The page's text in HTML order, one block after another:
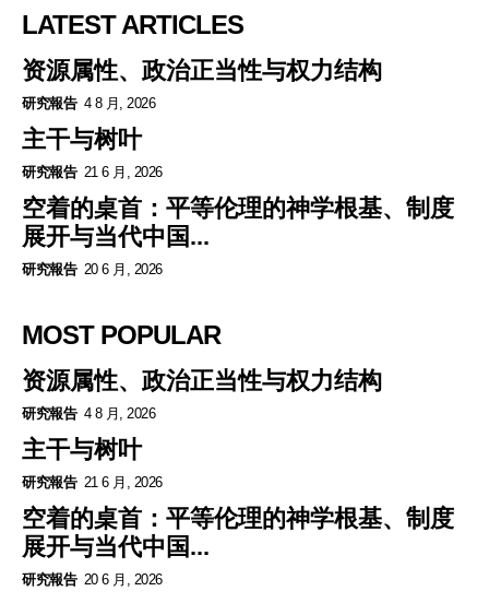
LATEST ARTICLES
资源属性、政治正当性与权力结构
研究報告 4 8 月, 2026
主干与树叶
研究報告 21 6 月, 2026
空着的桌首：平等伦理的神学根基、制度
展开与当代中国...
研究報告 20 6 月, 2026
MOST POPULAR
资源属性、政治正当性与权力结构
研究報告 4 8 月, 2026
主干与树叶
研究報告 21 6 月, 2026
空着的桌首：平等伦理的神学根基、制度
展开与当代中国...
研究報告 20 6 月, 2026